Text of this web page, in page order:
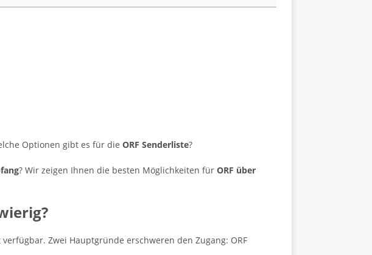
Optionen gibt es für die ORF Senderliste?
? Wir zeigen Ihnen die besten Möglichkeiten für ORF über
Zwei Hauptgründe erschweren den Zugang: ORF